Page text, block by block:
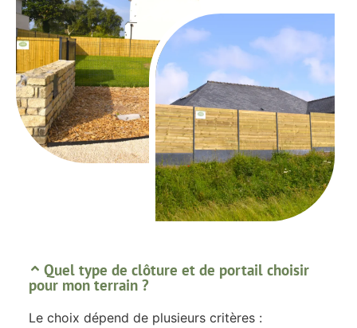
Quel type de clôture et de portail choisir
pour mon terrain ?
Le choix dépend de plusieurs critères :